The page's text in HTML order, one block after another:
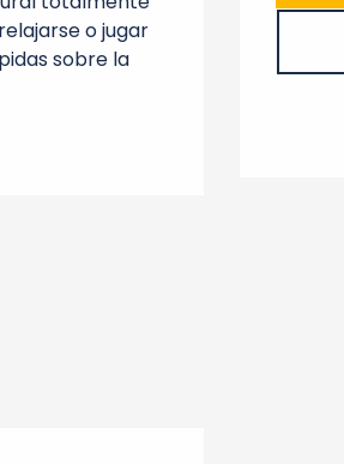
o jugar
sobre la